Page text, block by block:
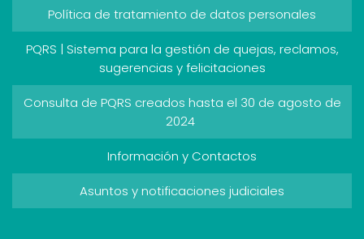
Política de tratamiento de datos personales
PQRS | Sistema para la gestión de quejas, reclamos,
sugerencias y felicitaciones
Consulta de PQRS creados hasta el 30 de agosto de
2024
Información y Contactos
Asuntos y notificaciones judiciales